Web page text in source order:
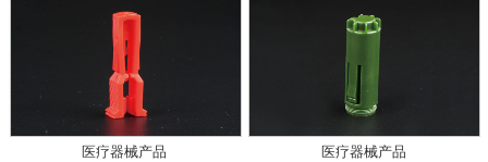
医疗器械产品 医疗器械产品